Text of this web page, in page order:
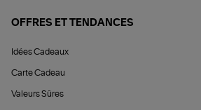
OFFRES ET TENDANCES
Idées Cadeaux
Carte Cadeau
Valeurs Sûres